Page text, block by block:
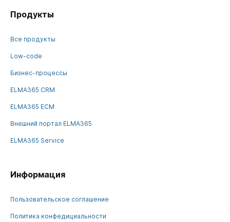
Продукты
Все продукты
Low-code
Бизнес-процессы
ELMA365 CRM
ELMA365 ECM
Внешний портал ELMA365
ELMA365 Service
Информация
Пользовательское соглашение
Политика конфедициальности